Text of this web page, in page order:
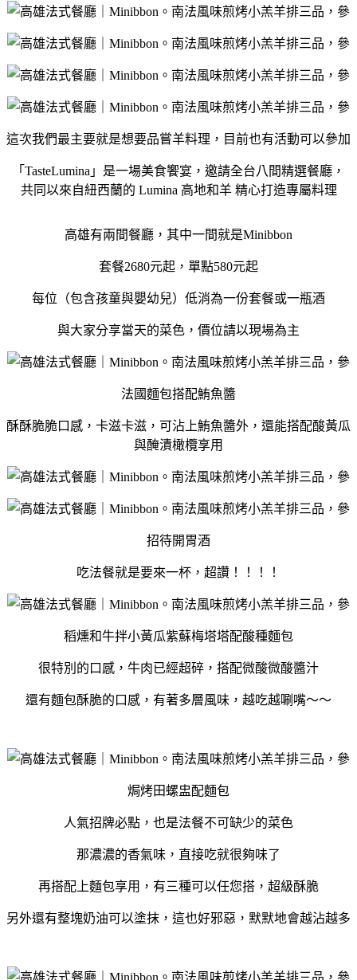
這次我們最主要就是想要品嘗羊料理，目前也有活動可以參加
「TasteLumina」是一場美食饗宴，邀請全台八間精選餐廳，
共同以來自紐西蘭的 Lumina 高地和羊 精心打造專屬料理
高雄有兩間餐廳，其中一間就是Minibbon
套餐2680元起，單點580元起
每位（包含孩童與嬰幼兒）低消為一份套餐或一瓶酒
與大家分享當天的菜色，價位請以現場為主
法國麵包搭配鮪魚醬
酥酥脆脆口感，卡滋卡滋，可沾上鮪魚醬外，還能搭配酸黃瓜
與醃漬橄欖享用
招待開胃酒
吃法餐就是要來一杯，超讚！！！！
稻燻和牛拌小黃瓜紫蘇梅塔塔配酸種麵包
很特別的口感，牛肉已經超碎，搭配微酸微酸醬汁
還有麵包酥脆的口感，有著多層風味，越吃越唰嘴～～
焗烤田螺盅配麵包
人氣招牌必點，也是法餐不可缺少的菜色
那濃濃的香氣味，直接吃就很夠味了
再搭配上麵包享用，有三種可以任您搭，超級酥脆
另外還有整塊奶油可以塗抹，這也好邪惡，默默地會越沾越多